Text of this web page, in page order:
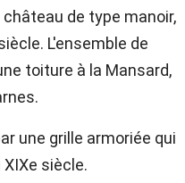
château de type manoir,
L'ensemble de
toiture à la Mansard,
une grille armoriée qui
siècle.